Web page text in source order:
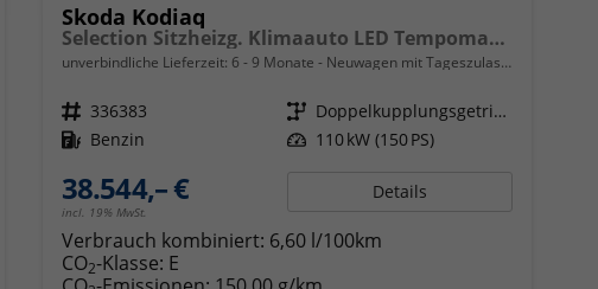
Skoda Kodiaq
Selection Sitzheizg. Klimaauto LED Tempomat 17"
unverbindliche Lieferzeit: 6 - 9 Monate Neuwagen mit Tageszulassung
Fahrzeugnr. 336383 Getriebe
Doppelkupplungsgetriebe (DSG)
Kraftstoff Benzin Leistung 110 kW (150 PS)
38.544,– €
incl. 19% MwSt.
Details
Verbrauch kombiniert: 6,60 l/100km
CO2-Klasse: E